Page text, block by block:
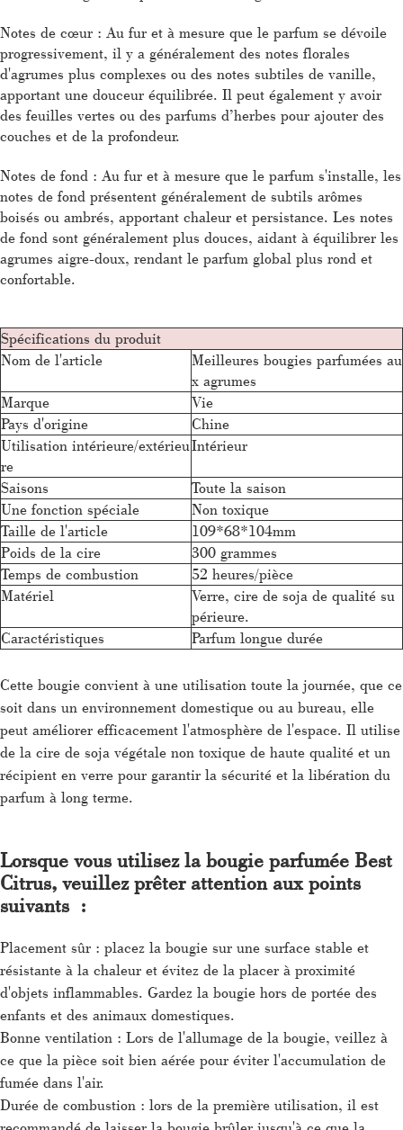
Notes de cœur : Au fur et à mesure que le parfum se dévoile
progressivement, il y a généralement des notes florales
d'agrumes plus complexes ou des notes subtiles de vanille,
apportant une douceur équilibrée. Il peut également y avoir
des feuilles vertes ou des parfums d’herbes pour ajouter des
couches et de la profondeur.
Notes de fond : Au fur et à mesure que le parfum s'installe, les
notes de fond présentent généralement de subtils arômes
boisés ou ambrés, apportant chaleur et persistance. Les notes
de fond sont généralement plus douces, aidant à équilibrer les
agrumes aigre-doux, rendant le parfum global plus rond et
confortable.
Spécifications du produit
Nom de l'article
Meilleures bougies parfumées au
x agrumes
Marque
Vie
Pays d'origine
Chine
Utilisation intérieure/extérieu
re
Intérieur
Saisons
Toute la saison
Une fonction spéciale
Non toxique
Taille de l'article
109*68*104mm
Poids de la cire
300 grammes
Temps de combustion
52 heures/pièce
Matériel
Verre, cire de soja de qualité su
périeure.
Caractéristiques
Parfum longue durée
Cette bougie convient à une utilisation toute la journée, que ce
soit dans un environnement domestique ou au bureau, elle
peut améliorer efficacement l'atmosphère de l'espace. Il utilise
de la cire de soja végétale non toxique de haute qualité et un
récipient en verre pour garantir la sécurité et la libération du
parfum à long terme.
Lorsque vous utilisez la bougie parfumée Best
Citrus, veuillez prêter attention aux points
suivants :
Placement sûr : placez la bougie sur une surface stable et
résistante à la chaleur et évitez de la placer à proximité
d'objets inflammables. Gardez la bougie hors de portée des
enfants et des animaux domestiques.
Bonne ventilation : Lors de l'allumage de la bougie, veillez à
ce que la pièce soit bien aérée pour éviter l'accumulation de
fumée dans l'air.
Durée de combustion : lors de la première utilisation, il est